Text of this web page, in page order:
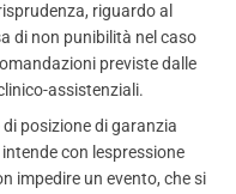
riguardo al
di non punibilità nel caso
previste dalle
assistenziali.
posizione di garanzia
con lespressione
impedire un evento, che si